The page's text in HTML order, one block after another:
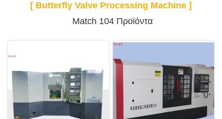
[ Butterfly Valve Processing Machine ]
Match 104 Προϊόντα